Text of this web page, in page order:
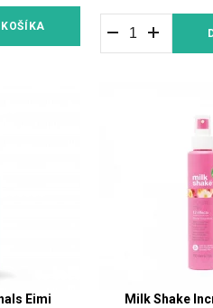
KOŠÍKA
Eimi
Milk Shake